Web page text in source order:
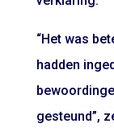
“Het was
hadden
gesteund”,